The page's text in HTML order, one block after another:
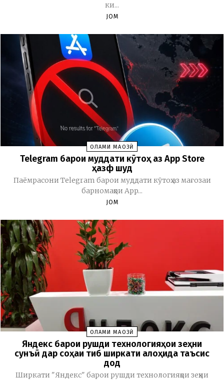
ки...
JOM
ОЛАМИ МАҶОЗӢ
Telegram барои муддати кӯтоҳ аз App Store
ҳазф шуд
Паёмрасони Telegram барои муддати кӯтоҳ аз мағозаи
барномаҳои App...
JOM
ОЛАМИ МАҶОЗӢ
Яндекс барои рушди технологияҳои зеҳни
сунъӣ дар соҳаи тиб ширкати алоҳида таъсис
дод
Ширкати "Яндекс" барои рушди технологияҳои зеҳни